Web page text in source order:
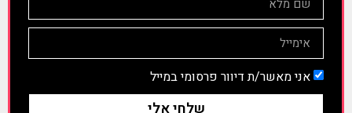
אני מאשר/ת דיוור פרסומי במייל